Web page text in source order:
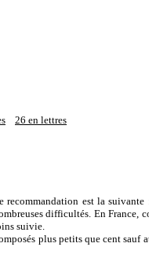
26 en lettres
est la
difficultés. En France,
suivie.
plus petits que cent